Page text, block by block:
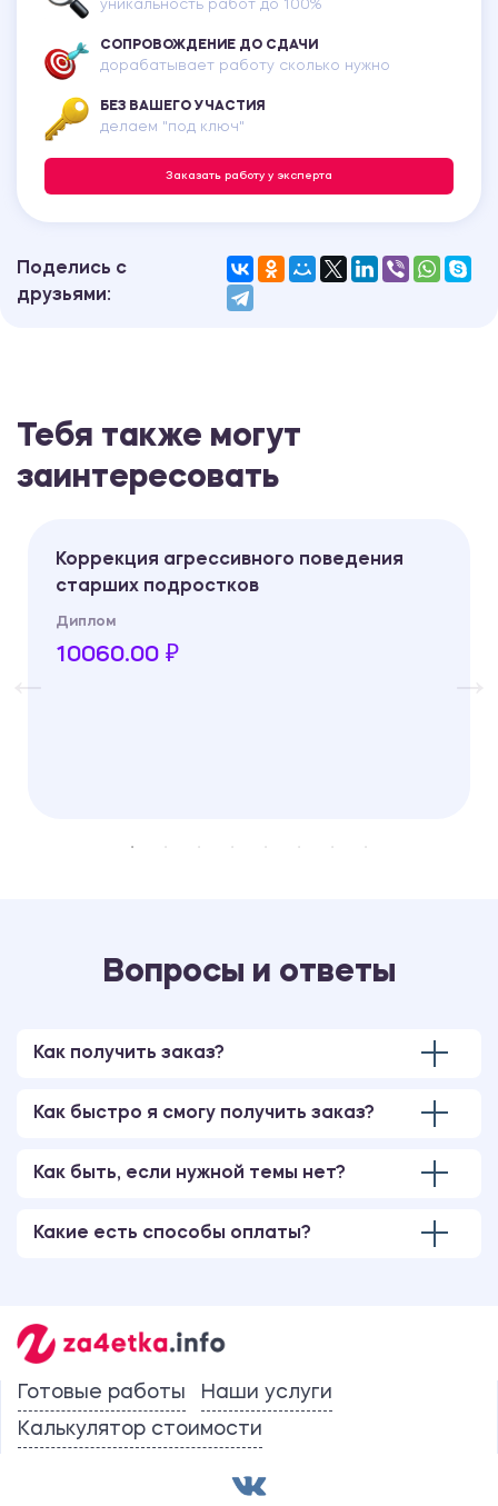
уникальность работ до 100%
СОПРОВОЖДЕНИЕ ДО СДАЧИ
дорабатывает работу сколько нужно
БЕЗ ВАШЕГО УЧАСТИЯ
делаем "под ключ"
Заказать работу у эксперта
Поделись с
друзьями:
Тебя также могут
заинтересовать
Коррекция агрессивного поведения
старших подростков
Диплом
10060.00 ₽
Вопросы и ответы
Как получить заказ?
Как быстро я смогу получить заказ?
Как быть, если нужной темы нет?
Какие есть способы оплаты?
Готовые работы
Наши услуги
Калькулятор стоимости